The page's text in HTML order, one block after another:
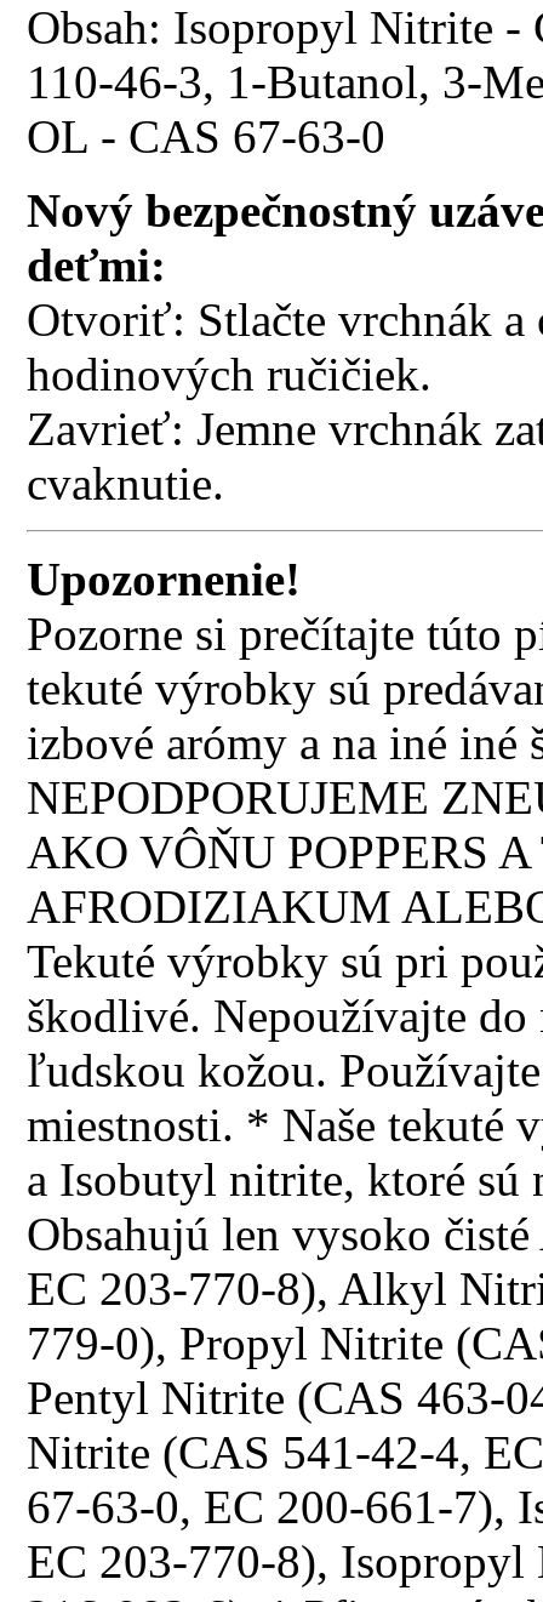
Obsah: Isopropyl Nitrite
110-46-3, 1-Butanol, 3-
OL - CAS 67-63-0
Nový bezpečnostný
deťmi:
Otvoriť: Stlačte vrchnák a
hodinových ručičiek.
Zavrieť: Jemne vrchnák
cvaknutie.
Upozornenie!
Pozorne si prečítajte túto
tekuté výrobky sú
izbové arómy a na iné iné
NEPODPORUJEME
AKO VÔŇU POPPERS
AFRODIZIAKUM
Tekuté výrobky sú pri
škodlivé. Nepoužívajte
ľudskou kožou.
miestnosti. * Naše tekuté
a Isobutyl nitrite, ktoré sú
Obsahujú len vysoko
EC 203-770-8), Alkyl
779-0), Propyl Nitrite
Pentyl Nitrite (CAS 463-
Nitrite (CAS 541-42-4,
67-63-0, EC 200-661-7),
EC 203-770-8),